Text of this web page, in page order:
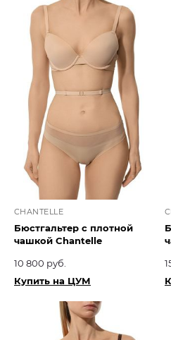
CHANTELLE
Бюстгальтер с плотной
чашкой Chantelle
10 800 руб.
Купить на ЦУМ